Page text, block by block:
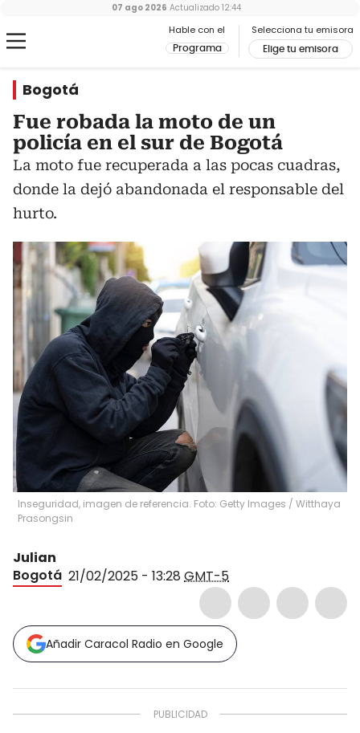
Hable con el
Programa
Selecciona tu emisora
Elige tu emisora
07 ago 2026 Actualizado 12:44
Bogotá
Fue robada la moto de un
policía en el sur de Bogotá
La moto fue recuperada a las pocas cuadras,
donde la dejó abandonada el responsable del
hurto.
Inseguridad, imagen de referencia. Foto: Getty Images / Witthaya
Prasongsin
Julian
Bogotá 21/02/2025 - 13:28 GMT-5
Añadir Caracol Radio en Google